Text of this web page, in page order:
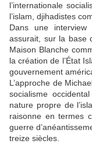
l’internationale
l’islam, djihadistes
Dans une interview
assurait, sur la base
Maison Blanche
la création de l’État
gouvernement
L’approche de
socialisme
nature propre de
raisonne en termes
guerre
treize siècles.